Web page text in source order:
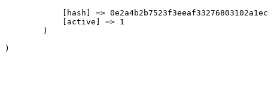
[hash] =>
            [active] => 1
        )